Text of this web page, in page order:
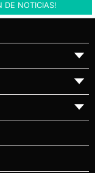
DE NOTICIAS!
▼
▼
▼